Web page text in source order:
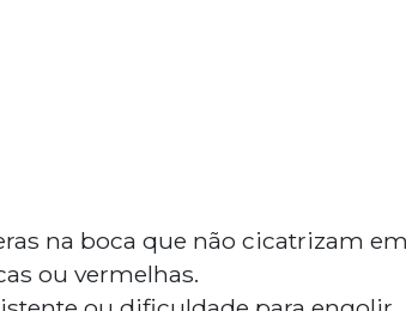
na boca que não cicatrizam
ou vermelhas.